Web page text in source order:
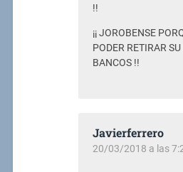
!!
¡¡ JOROBENSE
PODER RETIRAR
BANCOS !!
Javierferrero
20/03/2018 a las